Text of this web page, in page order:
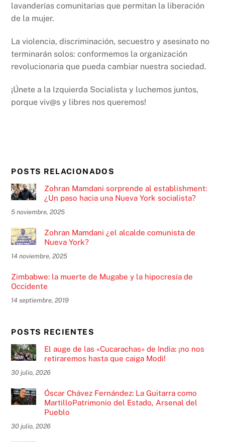
lavanderías comunitarias que permitan la liberación
de la mujer.
La violencia, discriminación, secuestro y asesinato no
terminarán solos: conformemos la organización
revolucionaria que pueda cambiar nuestra sociedad.
¡Únete a la Izquierda Socialista y luchemos juntos,
porque viv@s y libres nos queremos!
POSTS RELACIONADOS
Zohran Mamdani sorprende al establishment:
¿Un paso hacia una Nueva York socialista?
5 noviembre, 2025
Zohran Mamdani ¿el alcalde comunista de
Nueva York?
14 noviembre, 2025
Zimbabwe: la muerte de Mugabe y la hipocresía de
Occidente
14 septiembre, 2019
POSTS RECIENTES
El auge de las «Cucarachas» de India: ¡no nos
retiraremos hasta que caiga Modi!
30 julio, 2026
Óscar Chávez Fernández: La Guitarra como
MartilloPatrimonio del Estado, Arsenal del
Pueblo
30 julio, 2026